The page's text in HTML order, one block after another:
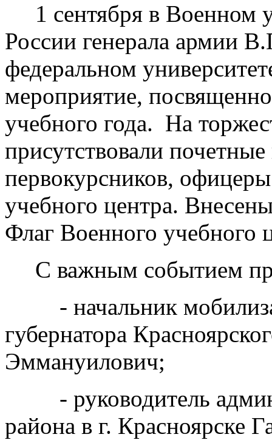
1 сентября в Военном
России генерала армии
федеральном
мероприятие,
учебного года. На
присутствовали
первокурсников,
учебного центра.
Флаг Военного учебного
С важным событием
- начальник
губернатора
Эммануилович;
- руководитель
района в г. Красноярске